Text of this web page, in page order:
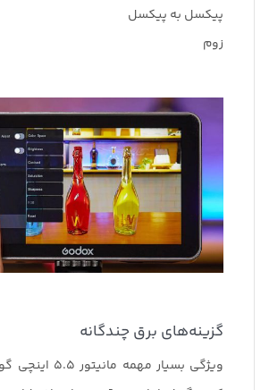
پیکسل به پیکسل
زوم
گزینه‌های برق چندگانه
ویژگی بسیار